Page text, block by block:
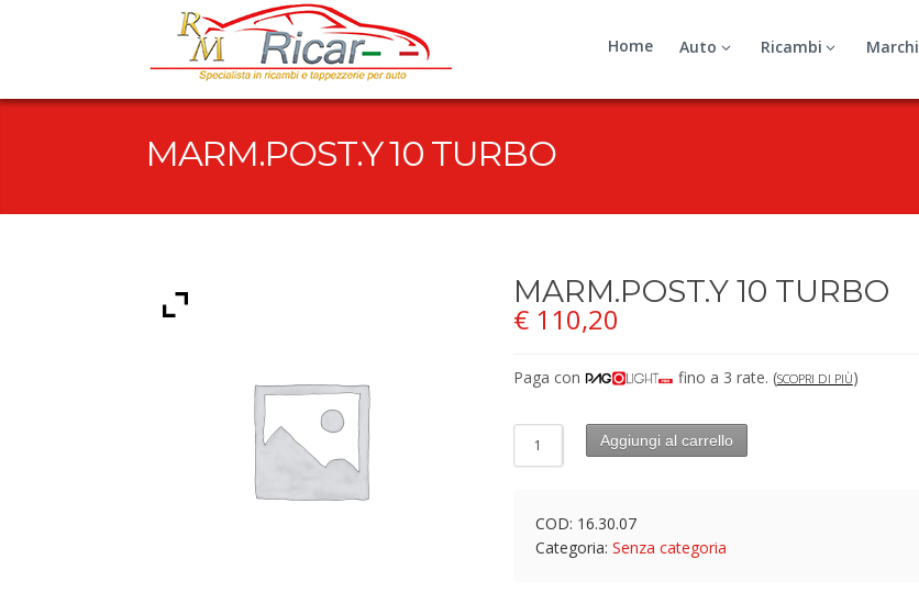
Home Auto Ricambi Marchi
MARM.POST.Y 10 TURBO
MARM.POST.Y 10 TURBO
€ 110,20
Paga con fino a 3 rate. (SCOPRI DI PIÙ)
Aggiungi al carrello
COD: 16.30.07
Categoria: Senza categoria